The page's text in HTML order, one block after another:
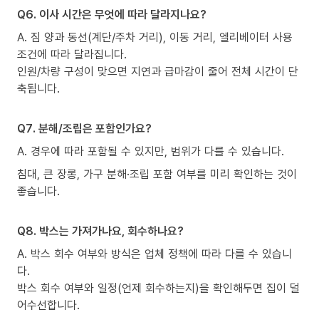
Q6. 이사 시간은 무엇에 따라 달라지나요?
A. 짐 양과 동선(계단/주차 거리), 이동 거리, 엘리베이터 사용
조건에 따라 달라집니다.
인원/차량 구성이 맞으면 지연과 급마감이 줄어 전체 시간이 단
축됩니다.
Q7. 분해/조립은 포함인가요?
A. 경우에 따라 포함될 수 있지만, 범위가 다를 수 있습니다.
침대, 큰 장롱, 가구 분해·조립 포함 여부를 미리 확인하는 것이
좋습니다.
Q8. 박스는 가져가나요, 회수하나요?
A. 박스 회수 여부와 방식은 업체 정책에 따라 다를 수 있습니
다.
박스 회수 여부와 일정(언제 회수하는지)을 확인해두면 집이 덜
어수선합니다.